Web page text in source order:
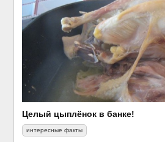
Целый цыплёнок в банке!
интересные факты